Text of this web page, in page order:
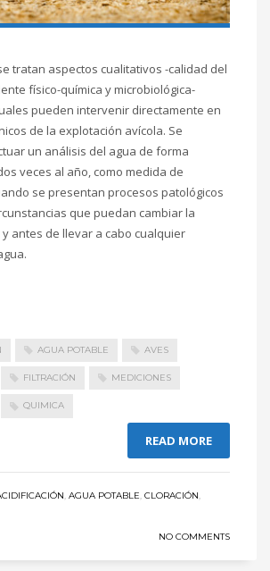
tratan aspectos cualitativos -calidad del
físico-química y microbiológica-
pueden intervenir directamente en
de la explotación avícola. Se
un análisis del agua de forma
veces al año, como medida de
se presentan procesos patológicos
que puedan cambiar la
antes de llevar a cabo cualquier
AGUA POTABLE AVES
FILTRACIÓN MEDICIONES
QUIMICA
READ MORE
, AGUA POTABLE, CLORACIÓN,
NO COMMENTS